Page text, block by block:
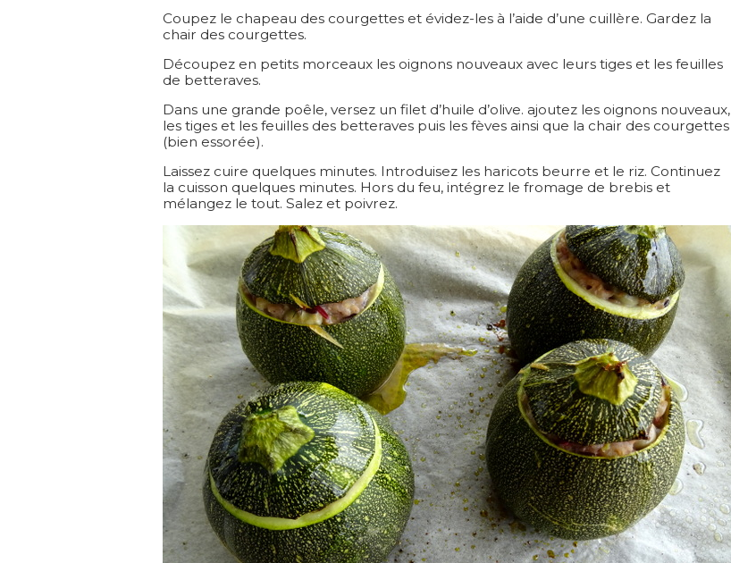
Coupez le chapeau des courgettes et évidez-les à l’aide d’une cuillère. Gardez la
chair des courgettes.
Découpez en petits morceaux les oignons nouveaux avec leurs tiges et les feuilles
de betteraves.
Dans une grande poêle, versez un filet d’huile d’olive. ajoutez les oignons nouveaux,
les tiges et les feuilles des betteraves puis les fèves ainsi que la chair des courgettes
(bien essorée).
Laissez cuire quelques minutes. Introduisez les haricots beurre et le riz. Continuez
la cuisson quelques minutes. Hors du feu, intégrez le fromage de brebis et
mélangez le tout. Salez et poivrez.